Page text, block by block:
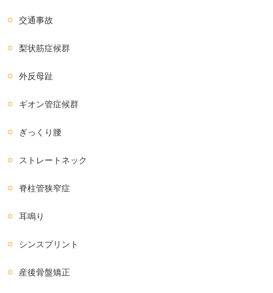
交通事故
梨状筋症候群
外反母趾
ギオン管症候群
ぎっくり腰
ストレートネック
脊柱管狭窄症
耳鳴り
シンスプリント
産後骨盤矯正